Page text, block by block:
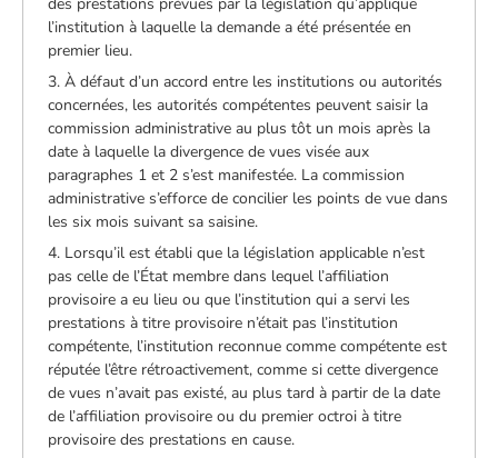
l’institution à laquelle la demande a été présentée en
premier lieu.
3. À défaut d’un accord entre les institutions ou autorités
concernées, les autorités compétentes peuvent saisir la
commission administrative au plus tôt un mois après la
date à laquelle la divergence de vues visée aux
paragraphes 1 et 2 s’est manifestée. La commission
administrative s’efforce de concilier les points de vue dans
les six mois suivant sa saisine.
4. Lorsqu’il est établi que la législation applicable n’est
pas celle de l’État membre dans lequel l’affiliation
provisoire a eu lieu ou que l’institution qui a servi les
prestations à titre provisoire n’était pas l’institution
compétente, l’institution reconnue comme compétente est
réputée l’être rétroactivement, comme si cette divergence
de vues n’avait pas existé, au plus tard à partir de la date
de l’affiliation provisoire ou du premier octroi à titre
provisoire des prestations en cause.